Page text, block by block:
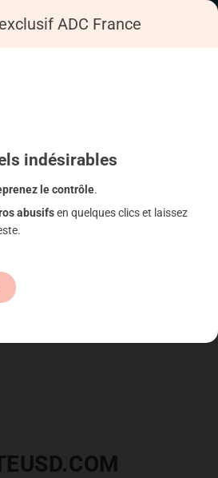
ADC France
indésirables
le contrôle.
abusifsen quelques clics et laissez